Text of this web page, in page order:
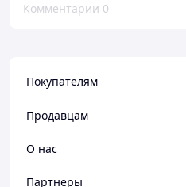
Комментарии 0
Покупателям
Продавцам
О нас
Партнеры